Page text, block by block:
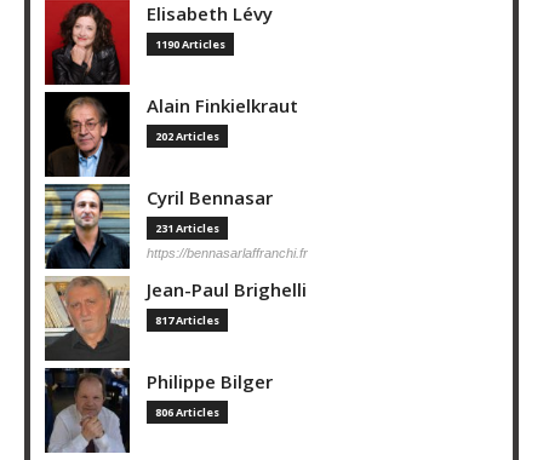
Elisabeth Lévy
1190 Articles
Alain Finkielkraut
202 Articles
Cyril Bennasar
231 Articles
https://bennasarlaffranchi.fr
Jean-Paul Brighelli
817 Articles
Philippe Bilger
806 Articles